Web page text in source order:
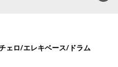
ェロ/エレキベース/ドラム